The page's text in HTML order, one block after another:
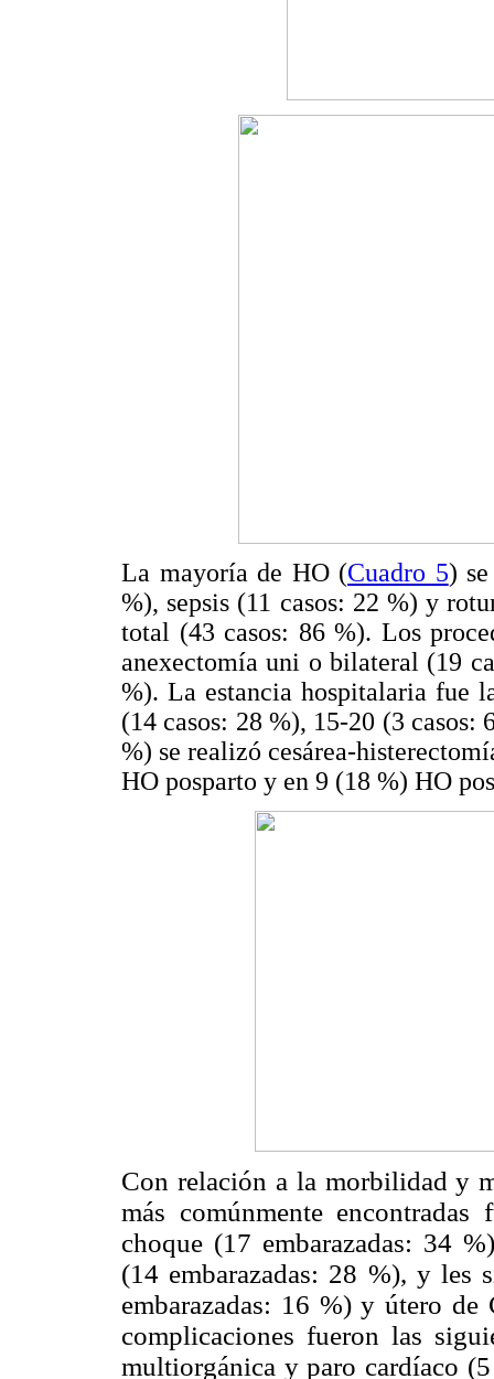
La mayoría de HO (Cuadro 5)
%), sepsis (11 casos: 22 %) y
total (43 casos: 86 %). Los
anexectomía uni o bilateral (19
%). La estancia hospitalaria fue
(14 casos: 28 %), 15-20 (3 casos:
%) se realizó cesárea-
HO posparto y en 9 (18 %) HO
Con relación a la morbilidad y
más comúnmente
choque (17 embarazadas: 34
(14 embarazadas: 28 %), y les
embarazadas: 16 %) y útero de
complicaciones fueron las
multiorgánica y paro cardíaco